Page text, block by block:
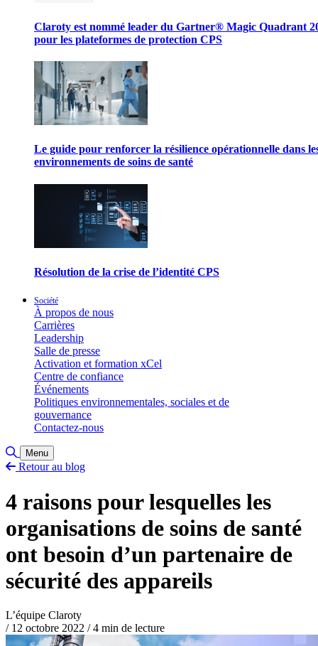
Claroty est nommé leader du Gartner® Magic Quadrant
pour les plateformes de protection CPS
Le guide pour renforcer la résilience opérationnelle dans
environnements de soins de santé
Résolution de la crise de l’identité CPS
Société
À propos de nous
Carrières
Leadership
Salle de presse
Activation et formation xCel
Centre de confiance
Événements
Politiques environnementales, sociales et de
gouvernance
Contactez-nous
Basculer la recherche
Menu
Retour au blog
4 raisons pour lesquelles les
organisations de soins de santé
ont besoin d’un partenaire de
sécurité des appareils
L’équipe Claroty
/ 12 octobre 2022 /4 min de lecture